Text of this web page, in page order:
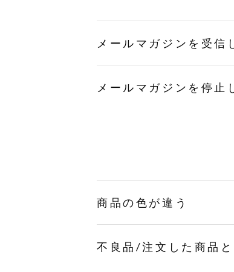
メールマガジンを受信
メールマガジンを停止
商品の色が違う
不良品/注文した商品